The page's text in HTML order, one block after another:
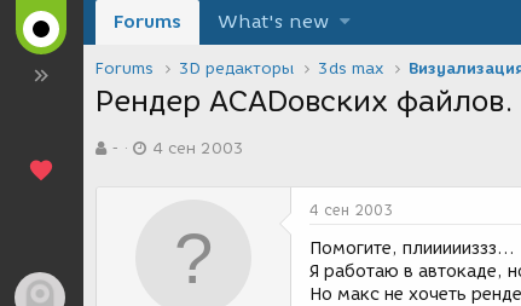
Forums What's new
Forums 3D редакторы 3ds max
Рендер ACADовских файлов.
в-
а
4 сен 2003
4 сен 2003
Помогите, плиииииззз...
Я работаю в автокаде,
Но макс не хочеть